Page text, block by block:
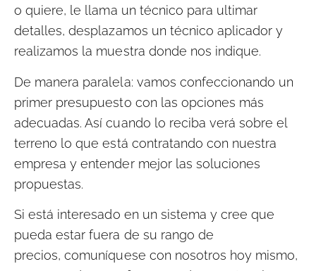
o quiere, le llama un técnico para ultimar
detalles, desplazamos un técnico aplicador y
realizamos la muestra donde nos indique.
De manera paralela: vamos confeccionando un
primer presupuesto con las opciones más
adecuadas. Así cuando lo reciba verá sobre el
terreno lo que está contratando con nuestra
empresa y entender mejor las soluciones
propuestas.
Si está interesado en un sistema y cree que
pueda estar fuera de su rango de
precios, comuníquese con nosotros hoy mismo,